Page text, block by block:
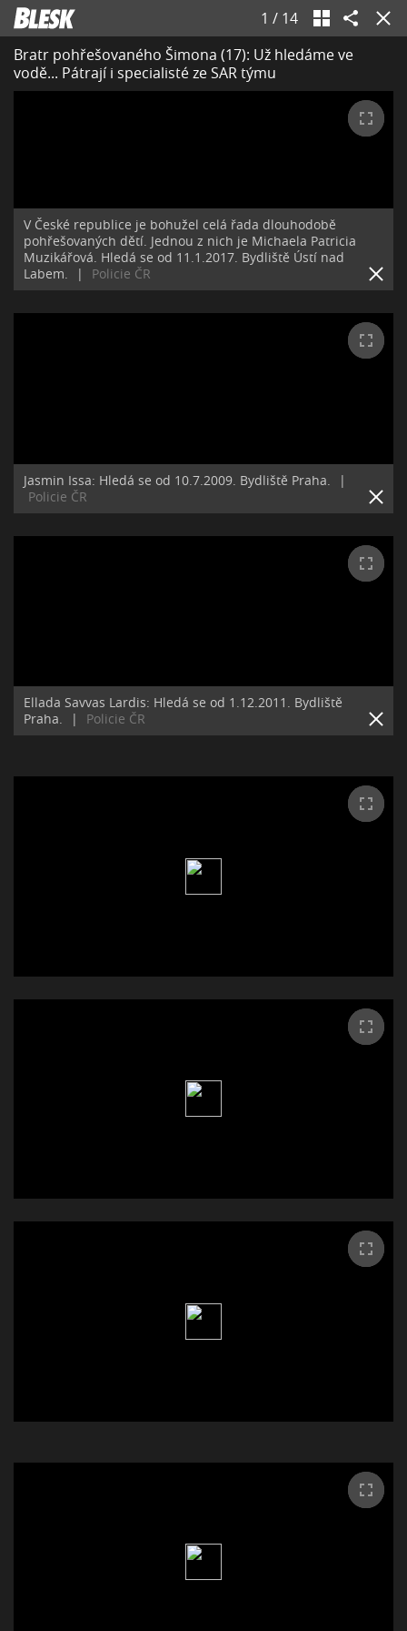
1 / 14
Bratr pohřešovaného Šimona (17): Už hledáme ve
vodě... Pátrají i specialisté ze SAR týmu
V České republice je bohužel celá řada dlouhodobě
pohřešovaných dětí. Jednou z nich je Michaela Patricia
Muzikářová. Hledá se od 11.1.2017. Bydliště Ústí nad
Labem.
| Policie ČR
Jasmin Issa: Hledá se od 10.7.2009. Bydliště Praha.
|
Policie ČR
Ellada Savvas Lardis: Hledá se od 1.12.2011. Bydliště
Praha.
| Policie ČR